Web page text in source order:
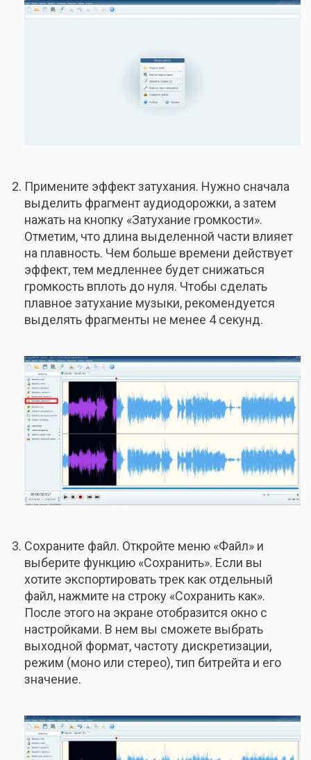
Примените эффект затухания. Нужно сначала
выделить фрагмент аудиодорожки, а затем
нажать на кнопку «Затухание громкости».
Отметим, что длина выделенной части влияет
на плавность. Чем больше времени действует
эффект, тем медленнее будет снижаться
громкость вплоть до нуля. Чтобы сделать
плавное затухание музыки, рекомендуется
выделять фрагменты не менее 4 секунд.
Сохраните файл. Откройте меню «Файл» и
выберите функцию «Сохранить». Если вы
хотите экспортировать трек как отдельный
файл, нажмите на строку «Сохранить как».
После этого на экране отобразится окно с
настройками. В нем вы сможете выбрать
выходной формат, частоту дискретизации,
режим (моно или стерео), тип битрейта и его
значение.